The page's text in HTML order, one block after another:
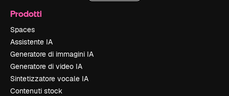
Prodotti
Spaces
Assistente IA
Generatore di immagini IA
Generatore di video IA
Sintetizzatore vocale IA
Contenuti stock